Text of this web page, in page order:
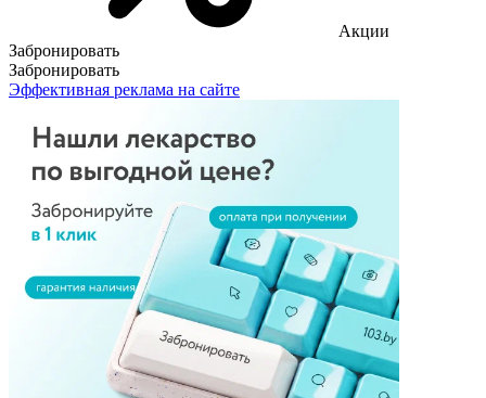
Акции
Забронировать
Забронировать
Эффективная реклама на сайте